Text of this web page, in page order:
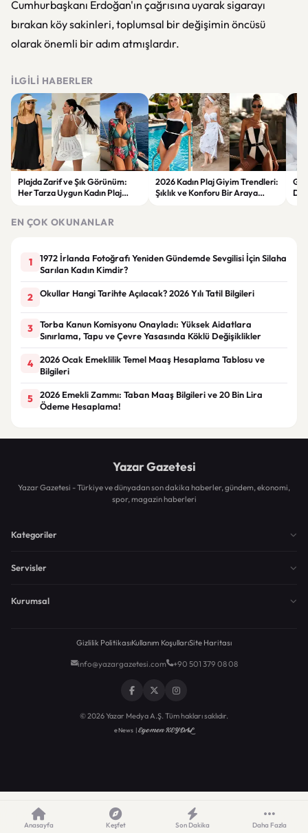
Cumhurbaşkanı Erdoğan'ın çağrısına uyarak sigarayı
bırakan köy sakinleri, toplumsal bir değişimin öncüsü
olarak önemli bir adım atmışlardır.
İLGILI HABERLER
Plajda Zarif ve Şık Görünüm:
Her Tarza Uygun Kadın Plaj
2026 Kadın Plaj Giyim Trendleri:
Şıklık ve Konforu Bir Araya
EN ÇOK OKUNANLAR
1
1972 İrlanda Fotoğrafı Yeniden Gündemde Sevgilisi İçin Silaha
Sarılan Kadın Kimdir?
2 Okullar Hangi Tarihte Açılacak? 2026 Yılı Tatil Bilgileri
3
Torba Kanun Komisyonu Onayladı: Yüksek Aidatlara
Sınırlama, Tapu ve Çevre Yasasında Köklü Değişiklikler
4
2026 Ocak Emeklilik Temel Maaş Hesaplama Tablosu ve
Bilgileri
5
2026 Emekli Zammı: Taban Maaş Bilgileri ve 20 Bin Lira
Ödeme Hesaplama!
Yazar Gazetesi
Yazar Gazetesi - Türkiye ve dünyadan son dakika haberler, gündem, ekonomi,
spor, magazin haberleri
Kategoriler
Servisler
Kurumsal
Gizlilik PolitikasıKullanım KoşullarıSite Haritası
info@yazargazetesi.com +90 501 379 08 08
© 2026 Yazar Medya A.Ş. Tüm hakları saklıdır.
eNews |Egemen KEYDAL
Anasayfa Keşfet Son Dakika Daha Fazla